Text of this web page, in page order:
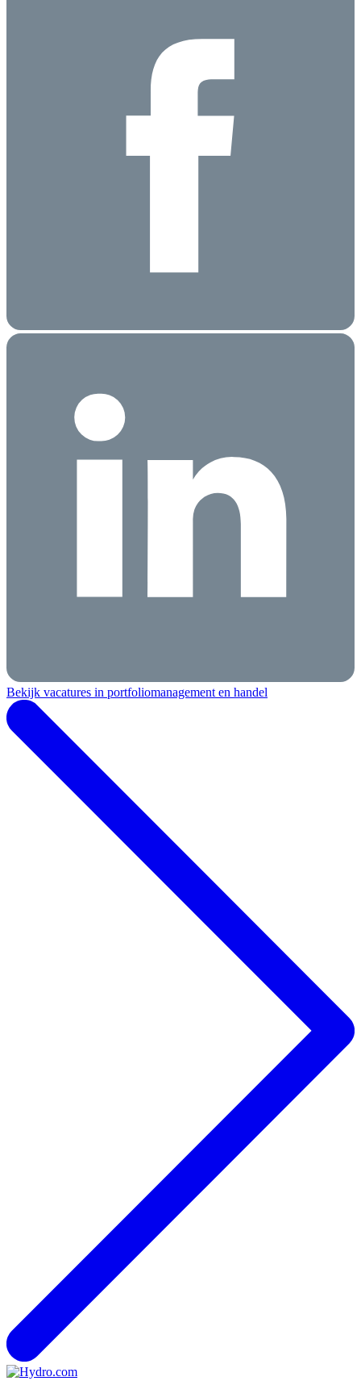
Bekijk vacatures in portfoliomanagement en handel